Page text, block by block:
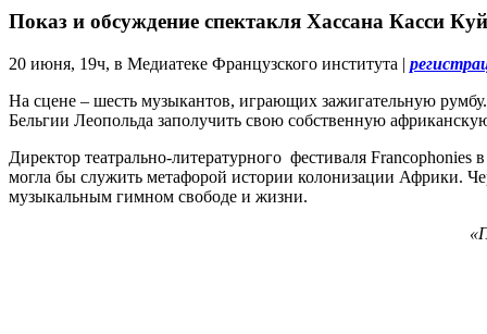
Показ и обсуждение спектакля Хассана Касси
20 июня, 19ч, в Медиатеке Французского института |
На сцене – шесть музыкантов, играющих зажигательную
Бельгии Леопольда заполучить свою собственную
Директор театрально-литературного фестиваля
могла бы служить метафорой истории колонизации Африки.
музыкальным гимном свободе и жизни.